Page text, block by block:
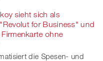
sieht sich als
for Business" und
ohne
die Spesen- und